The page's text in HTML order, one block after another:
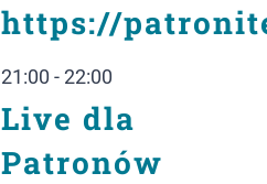
https://
21:00 - 22:00
Live dla
Patronów